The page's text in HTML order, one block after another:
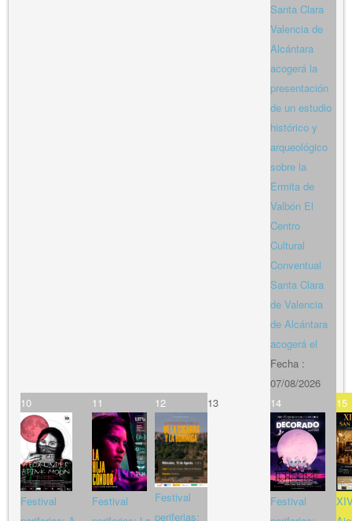
Santa Clara
Valencia de
Alcántara
acogerá la
presentación
de un estudio
histórico y
arqueológico
sobre la
Ermita de
Valbón El
Centro
Cultural
Conventual
Santa Clara
de Valencia
de Alcántara
acogerá el
Fecha :
07/08/2026
10
Festival
11
Festival
12
Festival
periferias:
13 14
Festival
15